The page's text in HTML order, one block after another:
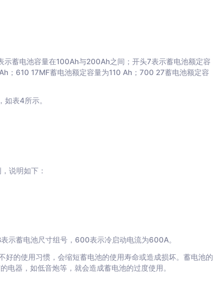
蓄电池容量在100Ah与200Ah之间；开头7表示蓄电池额定容
610 17MF蓄电池额定容量为110 Ah；700 27蓄电池额定容
表4所示。
说明如下：
示蓄电池尺寸组号，600表示冷启动电流为600A。
的使用习惯，会缩短蓄电池的使用寿命或造成损坏。蓄电池的
器，如低音炮等，就会造成蓄电池的过度使用。